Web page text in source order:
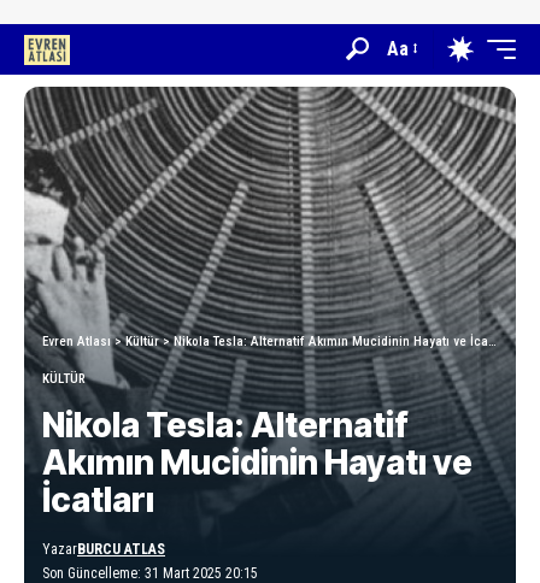
Aa
Evren Atlası>Kültür>Nikola Tesla: Alternatif Akımın Mucidinin Hayatı ve İcatları
KÜLTÜR
Nikola Tesla: Alternatif
Akımın Mucidinin Hayatı ve
İcatları
Son Güncelleme: 31 Mart 2025 20:15
YazarBURCU ATLAS